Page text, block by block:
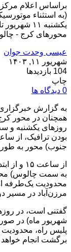
براساس اعلام
محور‌های کرج -
عیسی وحدت جوان
شهریور ۱۱, ۱۴۰۳
104 بازدیدها
چاپ
0 دیدگاه ها
به گزارش خبرگزاری
همچنان در محور
جنوب) محور به
از ساعت
به سمت چالوس)
مرزن‌آباد در مسیر
شهریور ماه) در
پلیس راه،
برگشت انجام